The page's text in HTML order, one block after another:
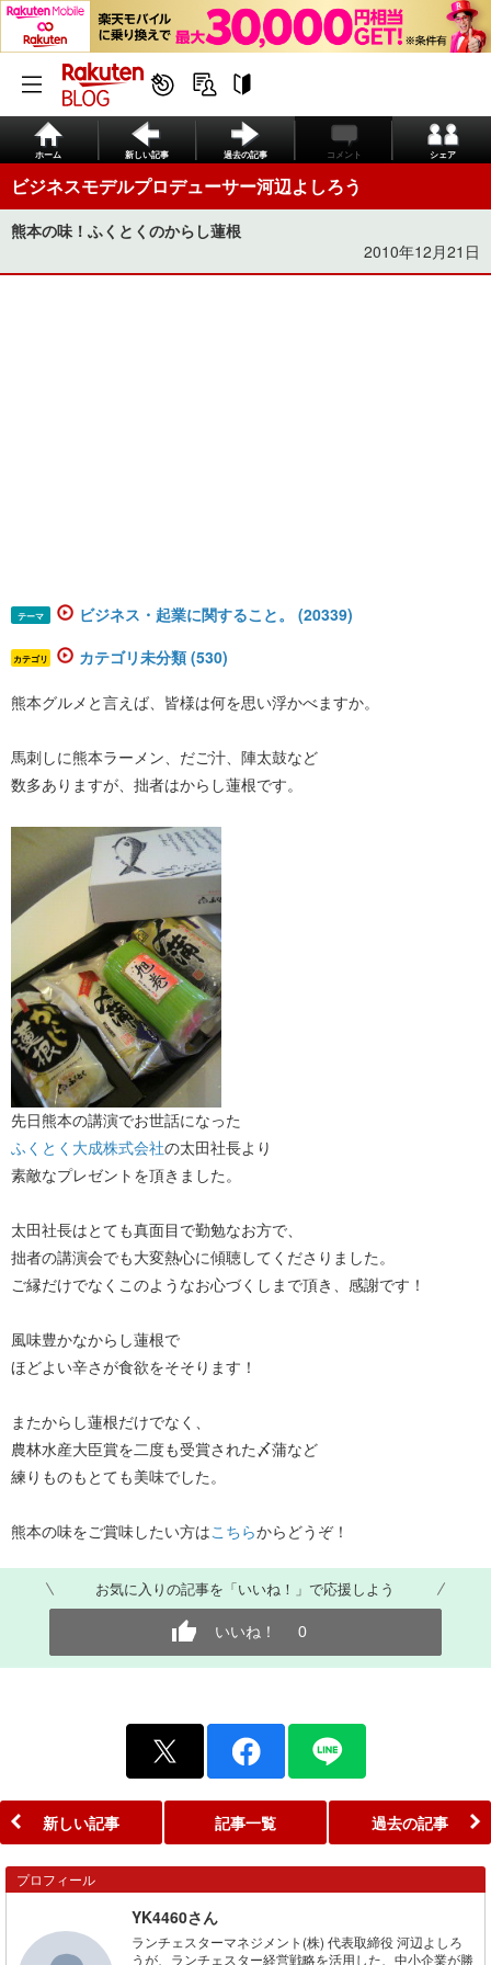
ホーム 新しい記事 過去の記事 コメント シェア
ビジネスモデルプロデューサー河辺よしろう
熊本の味！ふくとくのからし蓮根
2010年12月21日
テーマ ビジネス・起業に関すること。 (20339)
カテゴリ カテゴリ未分類 (530)
熊本グルメと言えば、皆様は何を思い浮かべますか。
馬刺しに熊本ラーメン、だご汁、陣太鼓など
数多ありますが、拙者はからし蓮根です。
先日熊本の講演でお世話になった
ふくとく大成株式会社の太田社長より
素敵なプレゼントを頂きました。
太田社長はとても真面目で勤勉なお方で、
拙者の講演会でも大変熱心に傾聴してくださりました。
ご縁だけでなくこのようなお心づくしまで頂き、感謝です！
風味豊かなからし蓮根で
ほどよい辛さが食欲をそそります！
またからし蓮根だけでなく、
農林水産大臣賞を二度も受賞された〆蒲など
練りものもとても美味でした。
熊本の味をご賞味したい方はこちらからどうぞ！
お気に入りの記事を「いいね！」で応援しよう
いいね！ 0
新しい記事 記事一覧 過去の記事
プロフィール
YK4460さん
ランチェスターマネジメント(株) 代表取締役 河辺よしろ
うが、ランチェスター経営戦略を活用した、中小企業が勝